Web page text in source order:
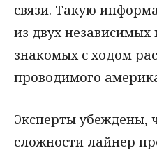
связи. Такую
из двух независимых
знакомых с ходом
проводимого
Эксперты убеждены,
сложности лайнер